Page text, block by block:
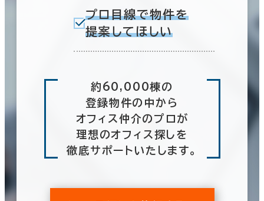
プロ目線で物件を
提案してほしい
約60,000棟の
登録物件の中から
オフィス仲介のプロが
理想のオフィス探しを
徹底サポートいたします。